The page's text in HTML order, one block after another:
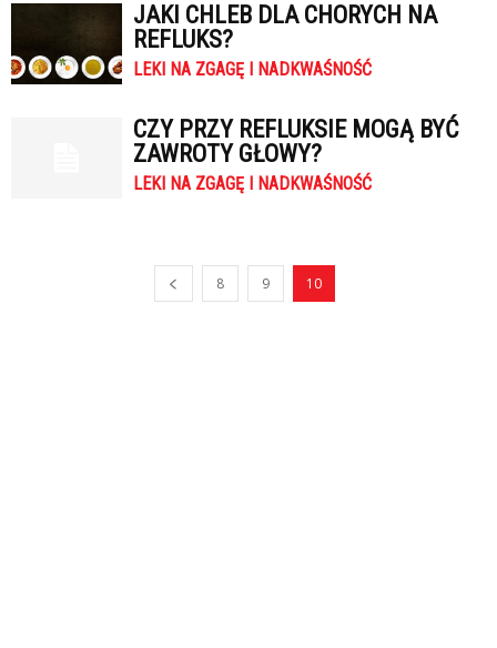
JAKI CHLEB DLA CHORYCH NA
REFLUKS?
LEKI NA ZGAGĘ I NADKWAŚNOŚĆ
CZY PRZY REFLUKSIE MOGĄ BYĆ
ZAWROTY GŁOWY?
LEKI NA ZGAGĘ I NADKWAŚNOŚĆ
8 9 10